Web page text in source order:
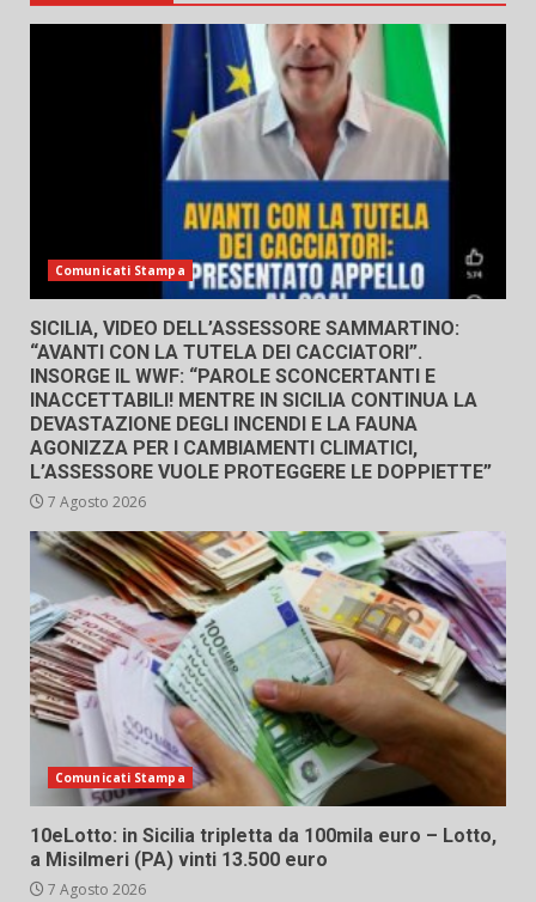
Comunicati Stampa
SICILIA, VIDEO DELL’ASSESSORE SAMMARTINO:
“AVANTI CON LA TUTELA DEI CACCIATORI”.
INSORGE IL WWF: “PAROLE SCONCERTANTI E
INACCETTABILI! MENTRE IN SICILIA CONTINUA LA
DEVASTAZIONE DEGLI INCENDI E LA FAUNA
AGONIZZA PER I CAMBIAMENTI CLIMATICI,
L’ASSESSORE VUOLE PROTEGGERE LE DOPPIETTE”
7 Agosto 2026
Comunicati Stampa
10eLotto: in Sicilia tripletta da 100mila euro – Lotto,
a Misilmeri (PA) vinti 13.500 euro
7 Agosto 2026